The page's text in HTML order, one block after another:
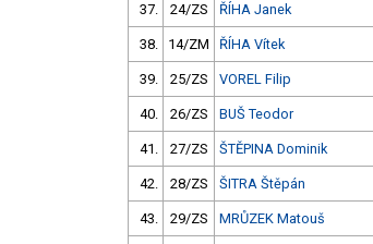
37. 24/ZS ŘÍHA Janek
38. 14/ZM ŘÍHA Vítek
39. 25/ZS VOREL Filip
40. 26/ZS BUŠ Teodor
41. 27/ZS ŠTĚPINA Dominik
42. 28/ZS ŠITRA Štěpán
43. 29/ZS MRŮZEK Matouš